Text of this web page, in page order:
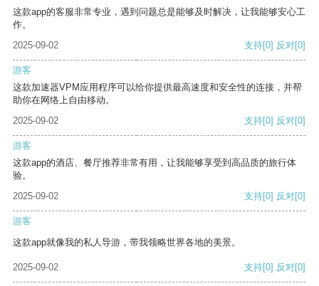
这款app的客服非常专业，遇到问题总是能够及时解决，让我能够安心工
作。
2025-09-02
支持[0] 反对[0]
游客
这款加速器VPM应用程序可以给你提供最高速度和安全性的连接，并帮
助你在网络上自由移动。
2025-09-02
支持[0] 反对[0]
游客
这款app的酒店、餐厅推荐非常有用，让我能够享受到高品质的旅行体
验。
2025-09-02
支持[0] 反对[0]
游客
这款app就像我的私人导游，带我领略世界各地的美景。
2025-09-02 支持[0] 反对[0]